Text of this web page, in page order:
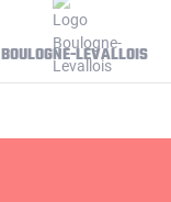
BOULOGNE-LEVALLOIS